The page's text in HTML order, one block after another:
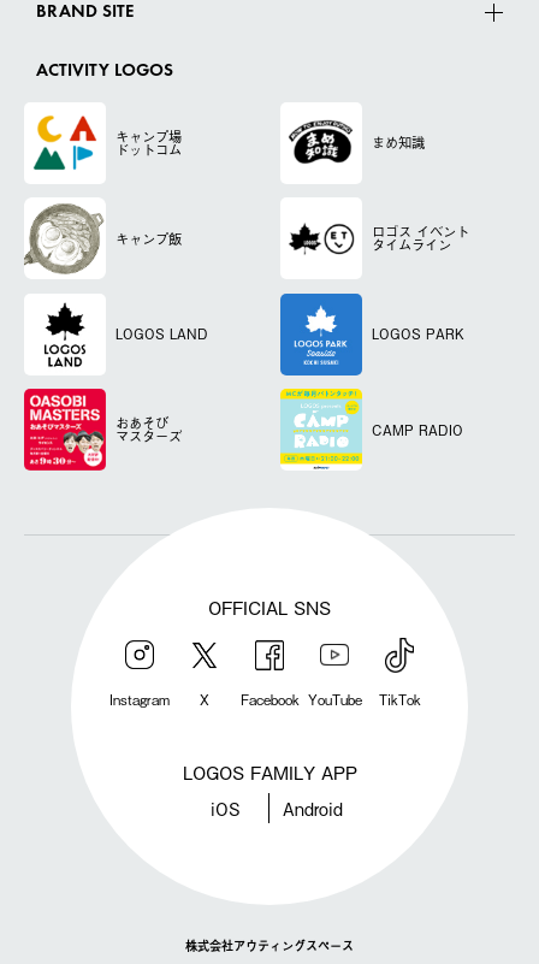
BRAND SITE
ACTIVITY LOGOS
キャンプ場
ドットコム まめ知識
キャンプ飯 ロゴス イベント
タイムライン
LOGOS LAND LOGOS PARK
おあそび
マスターズ CAMP RADIO
OFFICIAL SNS
Instagram X Facebook YouTube TikTok
LOGOS FAMILY APP
iOS Android
株式会社アウティングスペース